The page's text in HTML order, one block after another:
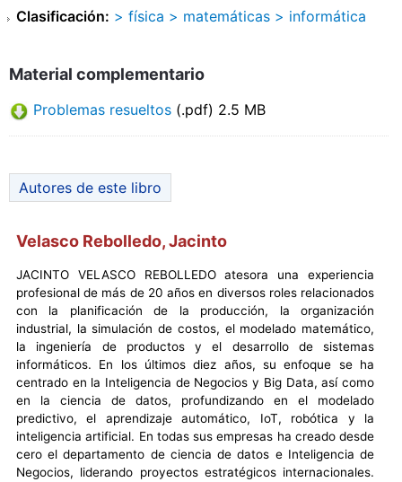
Clasificación: > física > matemáticas > informática
Material complementario
Problemas resueltos (.pdf) 2.5 MB
Autores de este libro
Velasco Rebolledo, Jacinto
JACINTO VELASCO REBOLLEDO atesora una experiencia
profesional de más de 20 años en diversos roles relacionados
con la planificación de la producción, la organización
industrial, la simulación de costos, el modelado matemático,
la ingeniería de productos y el desarrollo de sistemas
informáticos. En los últimos diez años, su enfoque se ha
centrado en la Inteligencia de Negocios y Big Data, así como
en la ciencia de datos, profundizando en el modelado
predictivo, el aprendizaje automático, IoT, robótica y la
inteligencia artificial. En todas sus empresas ha creado desde
cero el departamento de ciencia de datos e Inteligencia de
Negocios, liderando proyectos estratégicos internacionales.